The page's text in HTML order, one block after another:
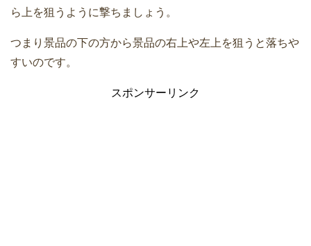
ら上を狙うように撃ちましょう。
つまり景品の下の方から景品の右上や左上を狙うと落ちや
すいのです。
スポンサーリンク